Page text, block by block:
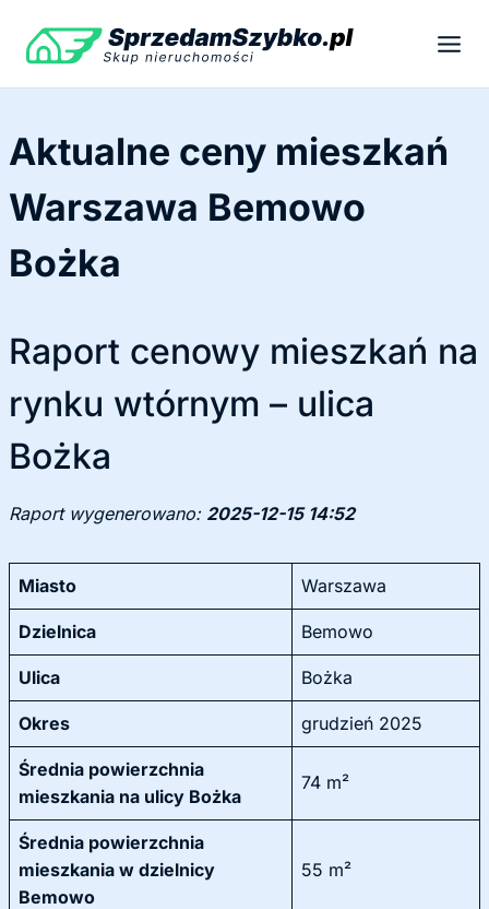
treści
Aktualne ceny mieszkań
Warszawa Bemowo
Bożka
Raport cenowy mieszkań na
rynku wtórnym – ulica
Bożka
Raport wygenerowano: 2025-12-15 14:52
Miasto Warszawa
Dzielnica Bemowo
Ulica Bożka
Okres grudzień 2025
Średnia powierzchnia
mieszkania na ulicy Bożka
74 m²
Średnia powierzchnia
mieszkania w dzielnicy
Bemowo
55 m²